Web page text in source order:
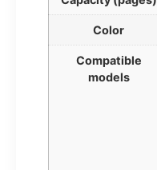
Color
Compatible
models